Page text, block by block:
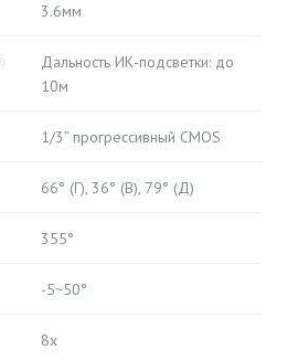
3.6мм
Дальность ИК-подсветки: до
10м
1/3” прогрессивный CMOS
66° (Г), 36° (В), 79° (Д)
355°
-5~50°
8x